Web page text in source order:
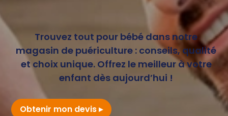
Trouvez tout pour bébé dans notre
magasin de puériculture : conseils, qualité
et choix unique. Offrez le meilleur à votre
enfant dès aujourd’hui !
Obtenir mon devis